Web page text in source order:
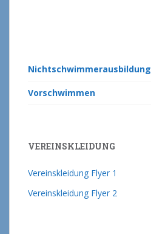
Nichtschwimmerausbildung
Vorschwimmen
VEREINSKLEIDUNG
Vereinskleidung Flyer 1
Vereinskleidung Flyer 2